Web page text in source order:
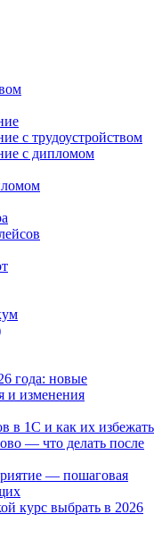
с трудоустройством
с дипломом
года: новые
и изменения
в 1С и как их избежать
— что делать после
— пошаговая
курс выбрать в 2026